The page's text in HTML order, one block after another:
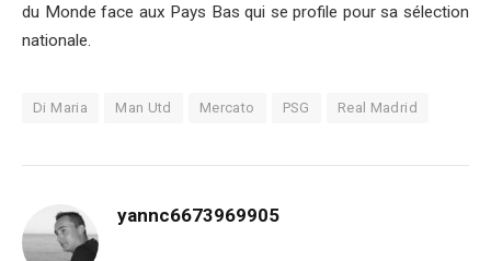
du Monde face aux Pays Bas qui se profile pour sa sélection
nationale.
Di Maria Man Utd Mercato PSG Real Madrid
yannc6673969905